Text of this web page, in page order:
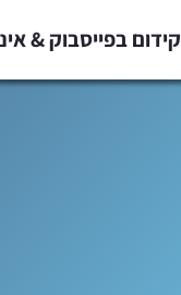
קידום בפייסבוק &